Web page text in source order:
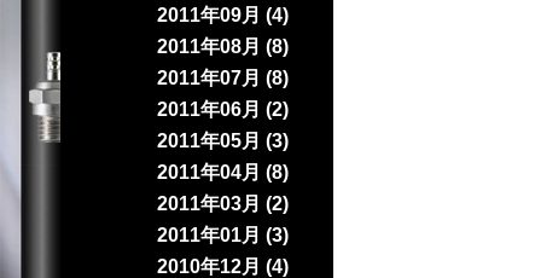
2011年09月 (4)
2011年08月 (8)
2011年07月 (8)
2011年06月 (2)
2011年05月 (3)
2011年04月 (8)
2011年03月 (2)
2011年01月 (3)
2010年12月 (4)